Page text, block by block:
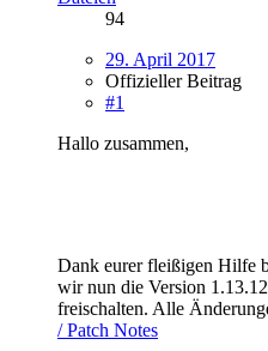
94
29. April 2017
Offizieller Beitrag
#1
Hallo zusammen,
Dank eurer fleißigen Hilfe
wir nun die Version
freischalten. Alle
/ Patch Notes